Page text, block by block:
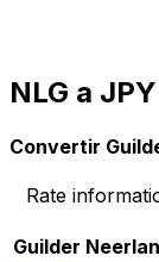
NLG a
Convertir
Rate
Guilder